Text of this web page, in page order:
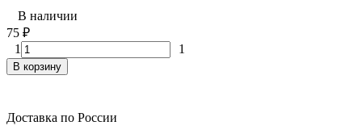
В наличии
75 ₽
1
1
В корзину
Доставка по России